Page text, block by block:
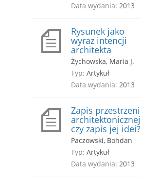
Data wydania: 2013
Rysunek jako
wyraz intencji
architekta
Żychowska, Maria J.
Typ: Artykuł
Data wydania: 2013
Zapis przestrzeni
architektonicznej
czy zapis jej idei?
Paczowski, Bohdan
Typ: Artykuł
Data wydania: 2013